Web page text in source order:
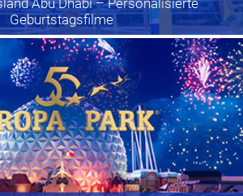
Abu Dhabi– Personalisierte
Geburtstagsfilme